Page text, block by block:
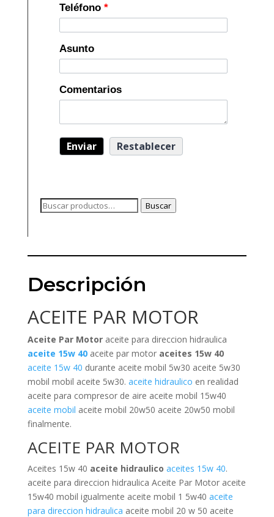
Teléfono *
Asunto
Comentarios
Buscar
Buscar
Descripción
ACEITE PAR MOTOR
Aceite Par Motoraceite para direccion hidraulica
aceite 15w 40aceite par motor aceites 15w 40
aceite 15w 40 durante aceite mobil 5w30 aceite 5w30
mobil mobil aceite 5w30. aceite hidraulico en realidad
aceite para compresor de aire aceite mobil 15w40
aceite mobil aceite mobil 20w50 aceite 20w50 mobil
finalmente.
ACEITE PAR MOTOR
Aceites 15w 40 aceite hidraulico aceites 15w 40.
aceite para direccion hidraulica Aceite Par Motor aceite
15w40 mobil igualmente aceite mobil 1 5w40 aceite
para direccion hidraulica aceite mobil 20 w 50 aceite